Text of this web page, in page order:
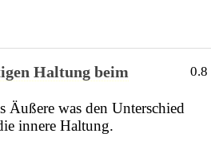
Haltung beim
Äußere was den Unterschied
innere Haltung.
0.8